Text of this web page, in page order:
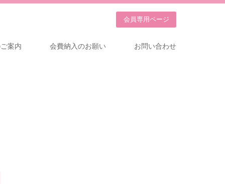
案内 会費納入のお願い お問い合わせ
会員専用ページ